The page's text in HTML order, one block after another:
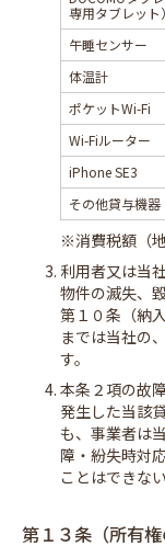
専用タブレット）
午睡センサー
体温計
ポケットWi-Fi
Wi-Fiルーター
iPhone SE3
その他貸与機器
※消費税額（
3. 利用者又は当
物件の滅失、
第１０条（納
までは当社の
す。
4. 本条２項の故
発生した当該
も、事業者は
障・紛失時対
ことはできな
第１３条（所有権